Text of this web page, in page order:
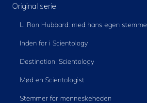
Original serie
L. Ron Hubbard: med hans egen stemme
Inden for i Scientology
Destination: Scientology
Mød en Scientologist
Stemmer for menneskeheden